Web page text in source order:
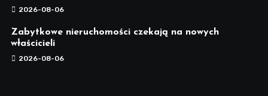
2026-08-06
Zabytkowe nieruchomości czekają na nowych
właścicieli
2026-08-06